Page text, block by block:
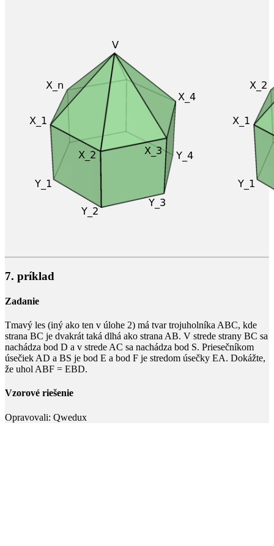
7. príklad
Zadanie
Tmavý les (iný ako ten v úlohe 2) má tvar trojuholníka ABC, kde
strana BC je dvakrát taká dlhá ako strana AB. V strede strany BC sa
nachádza bod D a v strede AC sa nachádza bod S. Priesečníkom
úsečiek AD a BS je bod E a bod F je stredom úsečky EA. Dokážte,
že uhol ABF = EBD.
Vzorové riešenie
Opravovali: Qwedux